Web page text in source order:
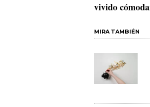
vivido
MIRA TAMBIÉN